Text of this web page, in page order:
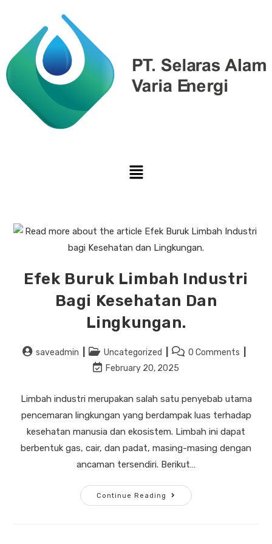
Efek Buruk Limbah Industri
Bagi Kesehatan Dan
Lingkungan.
saveadmin Uncategorized
0 Comments
February 20, 2025
Limbah industri merupakan salah satu penyebab utama
pencemaran lingkungan yang berdampak luas terhadap
kesehatan manusia dan ekosistem. Limbah ini dapat
berbentuk gas, cair, dan padat, masing-masing dengan
ancaman tersendiri. Berikut…
Continue Reading